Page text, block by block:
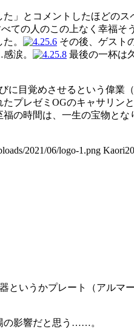
」とコメントしたほどの
ての人のこの上なく幸福そ
。
その後、ゲスト
涙。
最後の一杯は
目覚めさせるという偉業
プレゼミOGのキャサリン
の時間は、一生の宝物とな
2021/06/logo-1.png Kaori
いうかプレート（アルマ
の影響だと思う……。